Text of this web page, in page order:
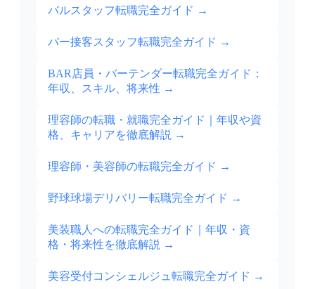
バルスタッフ転職完全ガイド →
バー接客スタッフ転職完全ガイド →
BAR店員・バーテンダー転職完全ガイド：
年収、スキル、将来性 →
理容師の転職・就職完全ガイド｜年収や資
格、キャリアを徹底解説 →
理容師・美容師の転職完全ガイド →
野球球場デリバリー転職完全ガイド →
美装職人への転職完全ガイド｜年収・資
格・将来性を徹底解説 →
美容受付コンシェルジュ転職完全ガイド →